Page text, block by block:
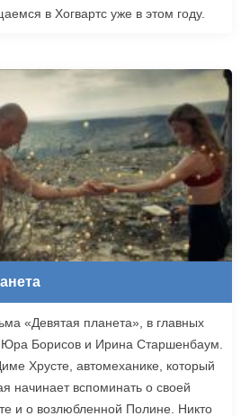
в Хогвартс уже в этом году.
«Девятая планета», в главных
Юра Борисов и Ирина Старшенбаум.
Хрусте, автомеханике, который
начинает вспоминать о своей
и о возлюбленной Полине. Никто